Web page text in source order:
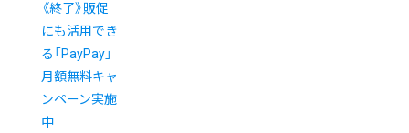
《終了》販促
にも活用でき
る「PayPay」
月額無料キャ
ンペーン実施
中